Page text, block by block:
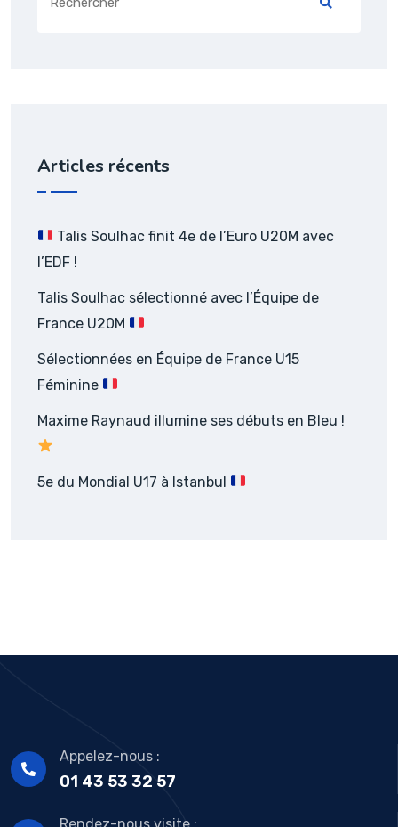
for:
Articles récents
Talis Soulhac finit 4e de l’Euro U20M avec
l’EDF !
Talis Soulhac sélectionné avec l’Équipe de
France U20M
Sélectionnées en Équipe de France U15
Féminine
Maxime Raynaud illumine ses débuts en Bleu !
5e du Mondial U17 à Istanbul
Appelez-nous :
01 43 53 32 57